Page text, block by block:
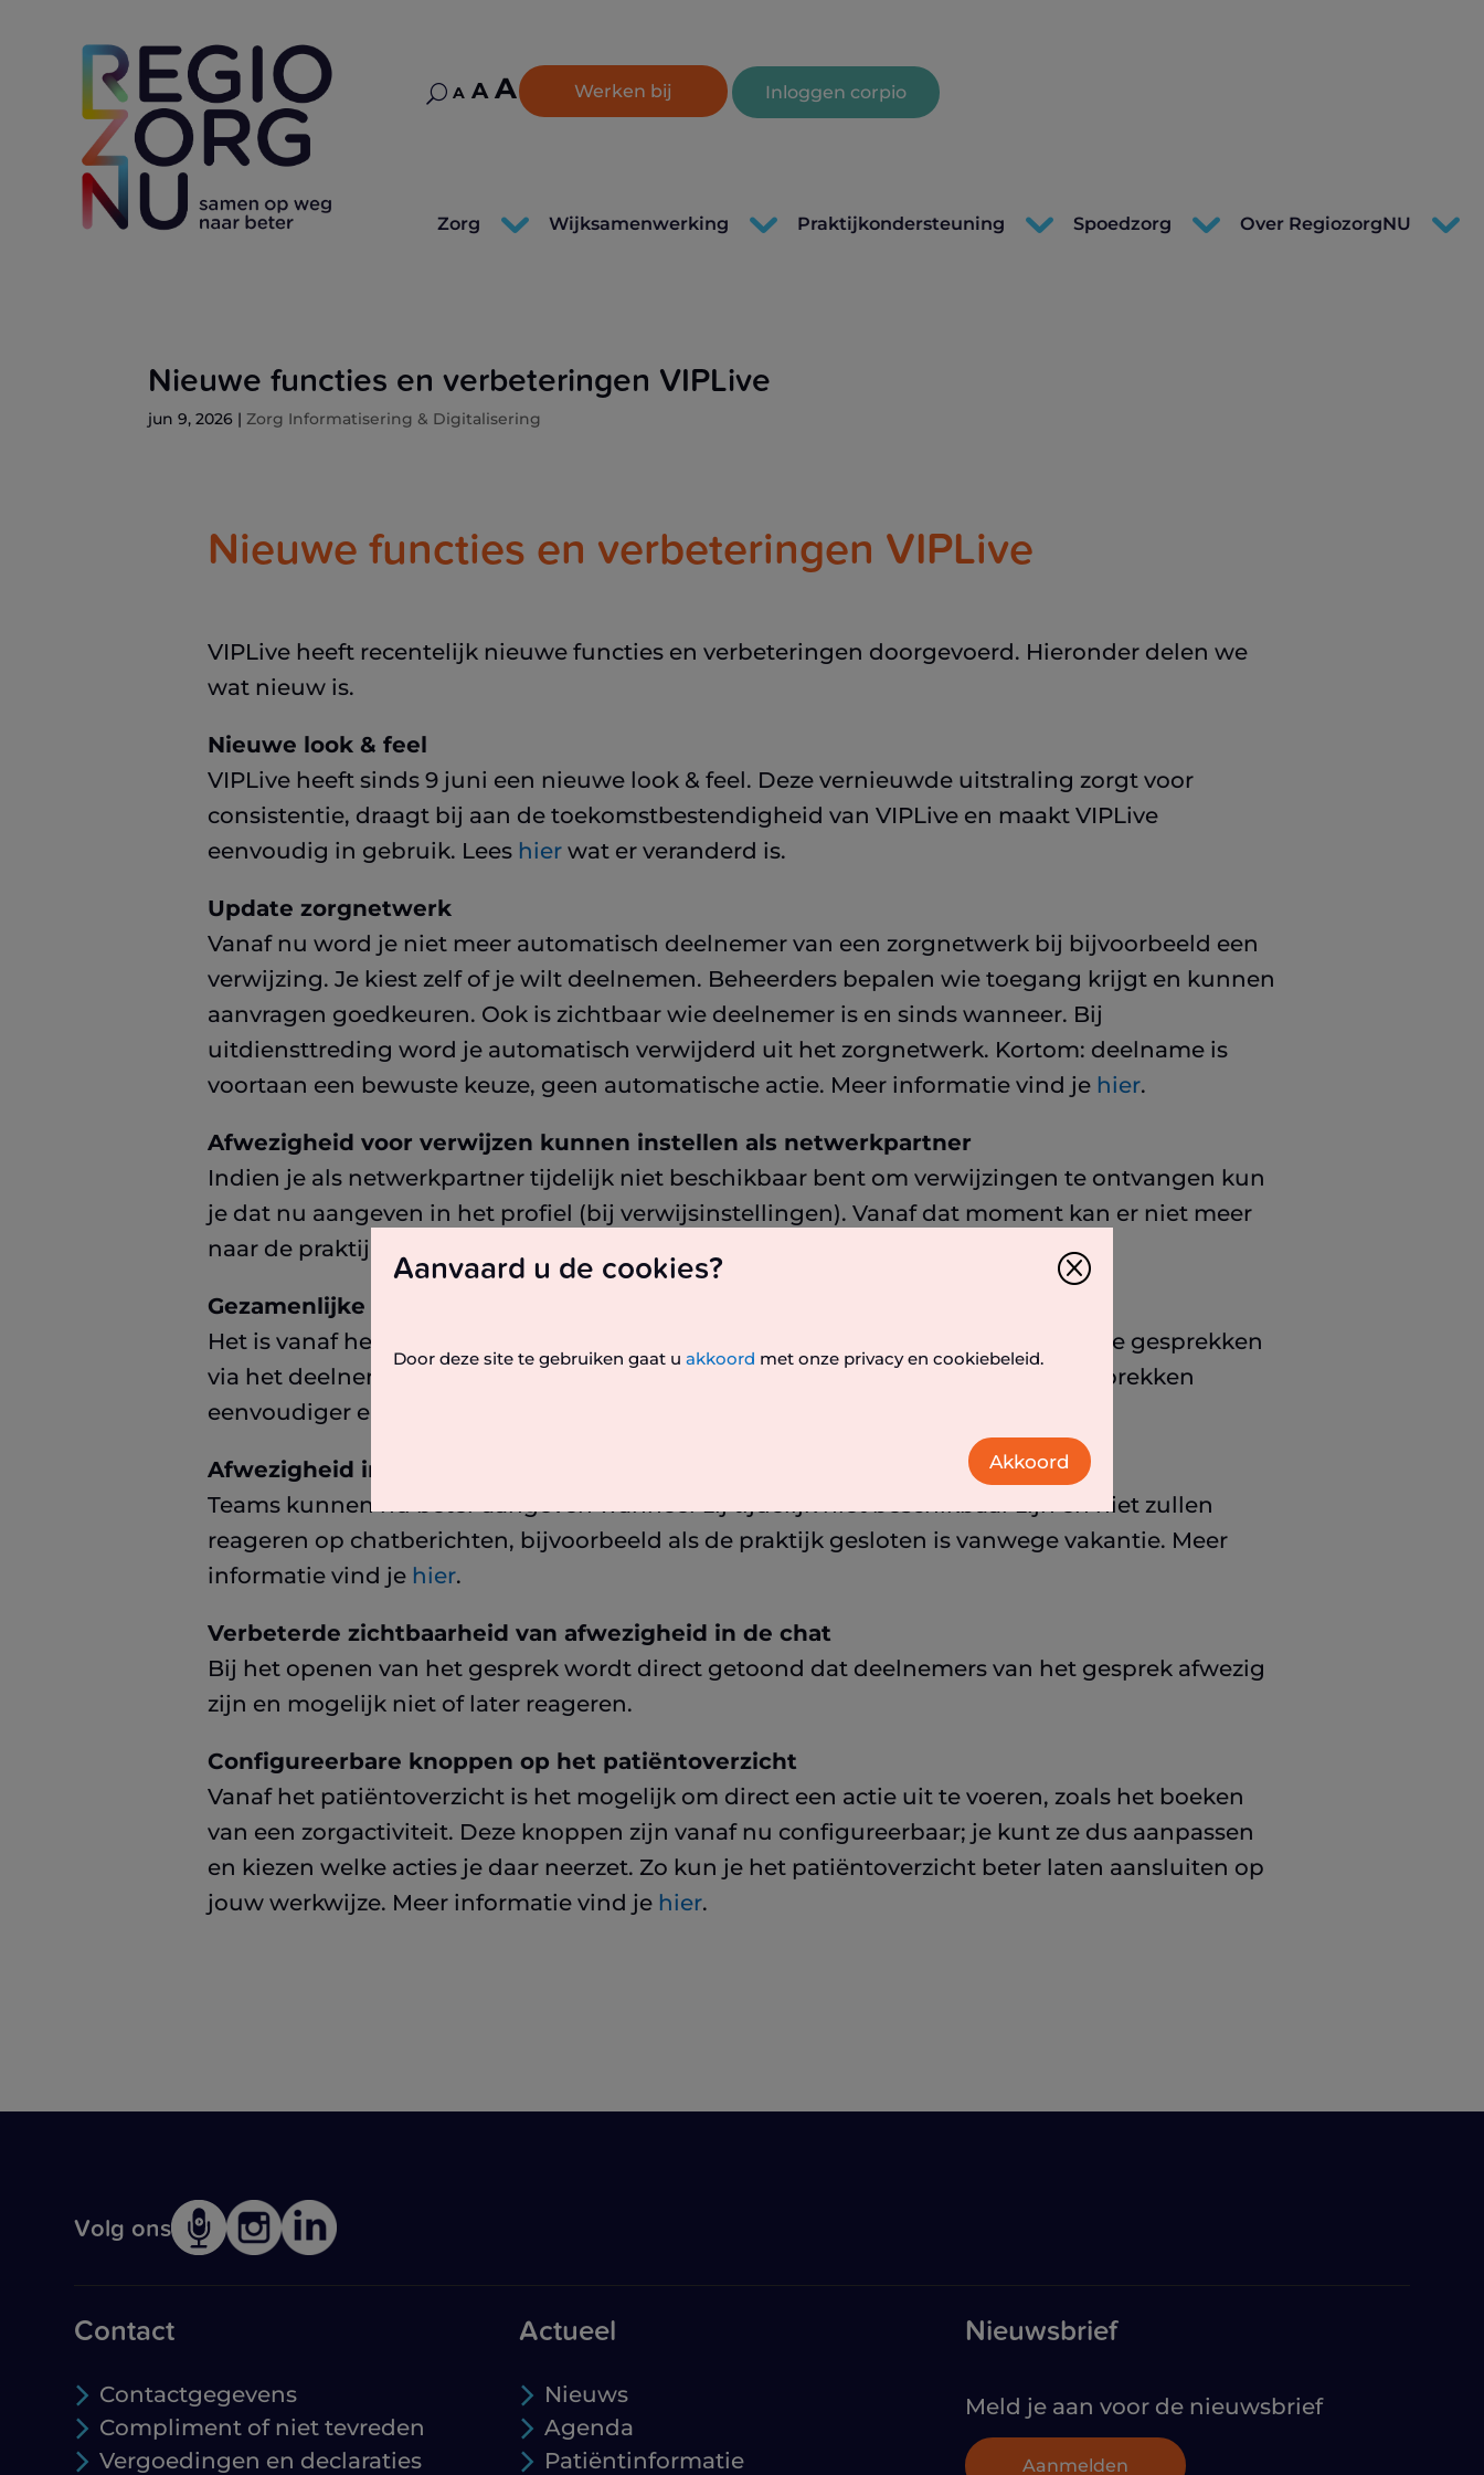
U A Lettertype
A Lettertype
grootte
ALettertype
grootte
Werken bij Inloggen corpio
Zorg Wijksamenwerking Praktijkondersteuning Spoedzorg Over RegiozorgNU
Nieuwe functies en verbeteringen VIPLive
jun 9, 2026 |Zorg Informatisering & Digitalisering
Nieuwe functies en verbeteringen VIPLive
VIPLive heeft recentelijk nieuwe functies en verbeteringen doorgevoerd. Hieronder delen we
wat nieuw is.
Nieuwe look & feel
VIPLive heeft sinds 9 juni een nieuwe look & feel. Deze vernieuwde uitstraling zorgt voor
consistentie, draagt bij aan de toekomstbestendigheid van VIPLive en maakt VIPLive
eenvoudig in gebruik. Lees hier wat er veranderd is.
Update zorgnetwerk
Vanaf nu word je niet meer automatisch deelnemer van een zorgnetwerk bij bijvoorbeeld een
verwijzing. Je kiest zelf of je wilt deelnemen. Beheerders bepalen wie toegang krijgt en kunnen
aanvragen goedkeuren. Ook is zichtbaar wie deelnemer is en sinds wanneer. Bij
uitdiensttreding word je automatisch verwijderd uit het zorgnetwerk. Kortom: deelname is
voortaan een bewuste keuze, geen automatische actie. Meer informatie vind je hier.
Afwezigheid voor verwijzen kunnen instellen als netwerkpartner
Indien je als netwerkpartner tijdelijk niet beschikbaar bent om verwijzingen te ontvangen kun
je dat nu aangeven in het profiel (bij verwijsinstellingen). Vanaf dat moment kan er niet meer
naar de praktijk worden verwezen. Meer informatie vind je
Gezamenlijke inboxen toevoegen aan een lopend gesprek
Het is vanaf heden mogelijk om gezamenlijke inboxen toe te voegen aan lopende gesprekken
via het deelnemerbeheer van een gesprek. Hierdoor wordt samenwerken in gesprekken
eenvoudiger en flexibeler. Meer informatie vind je
Afwezigheid instellen op een gezamenlijke inbox
Teams kunnen nu beter aangeven wanneer zij tijdelijk niet beschikbaar zijn en niet zullen
reageren op chatberichten, bijvoorbeeld als de praktijk gesloten is vanwege vakantie. Meer
informatie vind je hier.
Verbeterde zichtbaarheid van afwezigheid in de chat
Bij het openen van het gesprek wordt direct getoond dat deelnemers van het gesprek afwezig
zijn en mogelijk niet of later reageren.
Configureerbare knoppen op het patiëntoverzicht
Vanaf het patiëntoverzicht is het mogelijk om direct een actie uit te voeren, zoals het boeken
van een zorgactiviteit. Deze knoppen zijn vanaf nu configureerbaar; je kunt ze dus aanpassen
en kiezen welke acties je daar neerzet. Zo kun je het patiëntoverzicht beter laten aansluiten op
jouw werkwijze. Meer informatie vind je hier.
Volg ons
Contact
Contactgegevens
Compliment of niet tevreden
Vergoedingen en declaraties
Actueel
Nieuws
Agenda
Patiëntinformatie
Nieuwsbrief
Meld je aan voor de nieuwsbrief
Aanmelden
Q
Aanvaard u de cookies?
Door deze site te gebruiken gaat u akkoord met onze privacy en cookiebeleid.
Akkoord